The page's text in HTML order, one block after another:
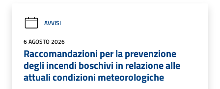
AVVISI
6 AGOSTO 2026
Raccomandazioni per la prevenzione
degli incendi boschivi in relazione alle
attuali condizioni meteorologiche